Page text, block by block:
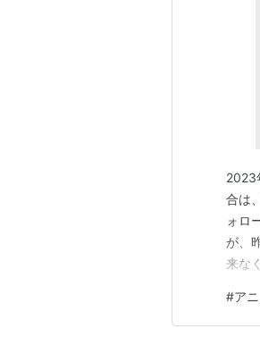
2023
合は
ォロ
が、
来な
ては
の魅
#ア